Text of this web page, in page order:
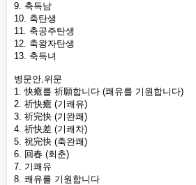
9. 축득남
10. 축탄생
11. 축공주탄생
12. 축왕자탄생
13. 축득녀
병문안,위문
1. 快癒를 祈願합니다 (쾌유를 기원합니다)
2. 祈快癒 (기쾌유)
3. 祈完快 (기완쾌)
4. 祈快差 (기쾌차)
5. 祝完快 (축완쾌)
6. 回春 (회춘)
7. 기쾌유
8. 쾌유를 기원합니다